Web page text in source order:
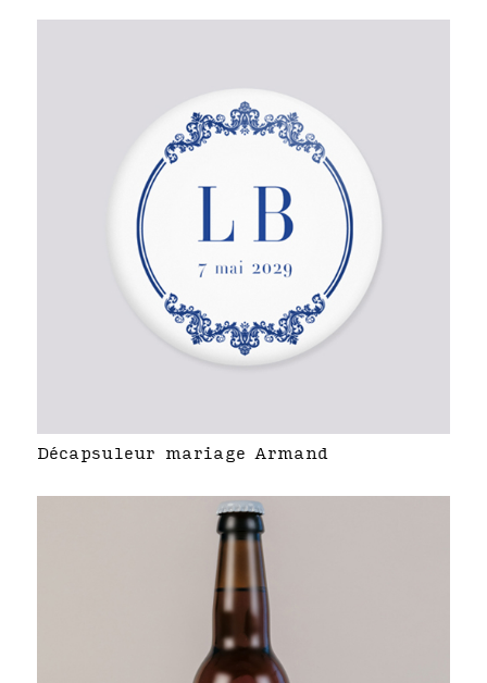
Décapsuleur mariage Armand